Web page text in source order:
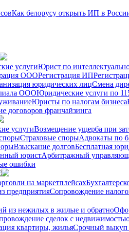
Как белорусу открыть ИП в
услугиЮрист по
ОООРегистрация ИП
юридических лицСмена
ОООЮридические услуги по
Юристы по налогам бизнеса
договоров франчайзинга
услугиВозмещение ущерба при
Страховые спорыАдвокаты по
Взыскание долговБесплатная
юристАрбитражный
ошибки
на маркетплейсах
предприятияСопровождение
из нежилых в жилые и обратно
сделок с
квартиры, жильяСрочный выкуп